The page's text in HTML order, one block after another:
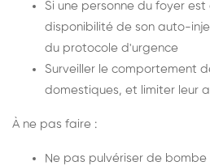
Si une personne du foyer
disponibilité de son auto-
du protocole d'urgence
Surveiller le comportement
domestiques, et limiter leur
À ne pas faire :
Ne pas pulvériser de bombe